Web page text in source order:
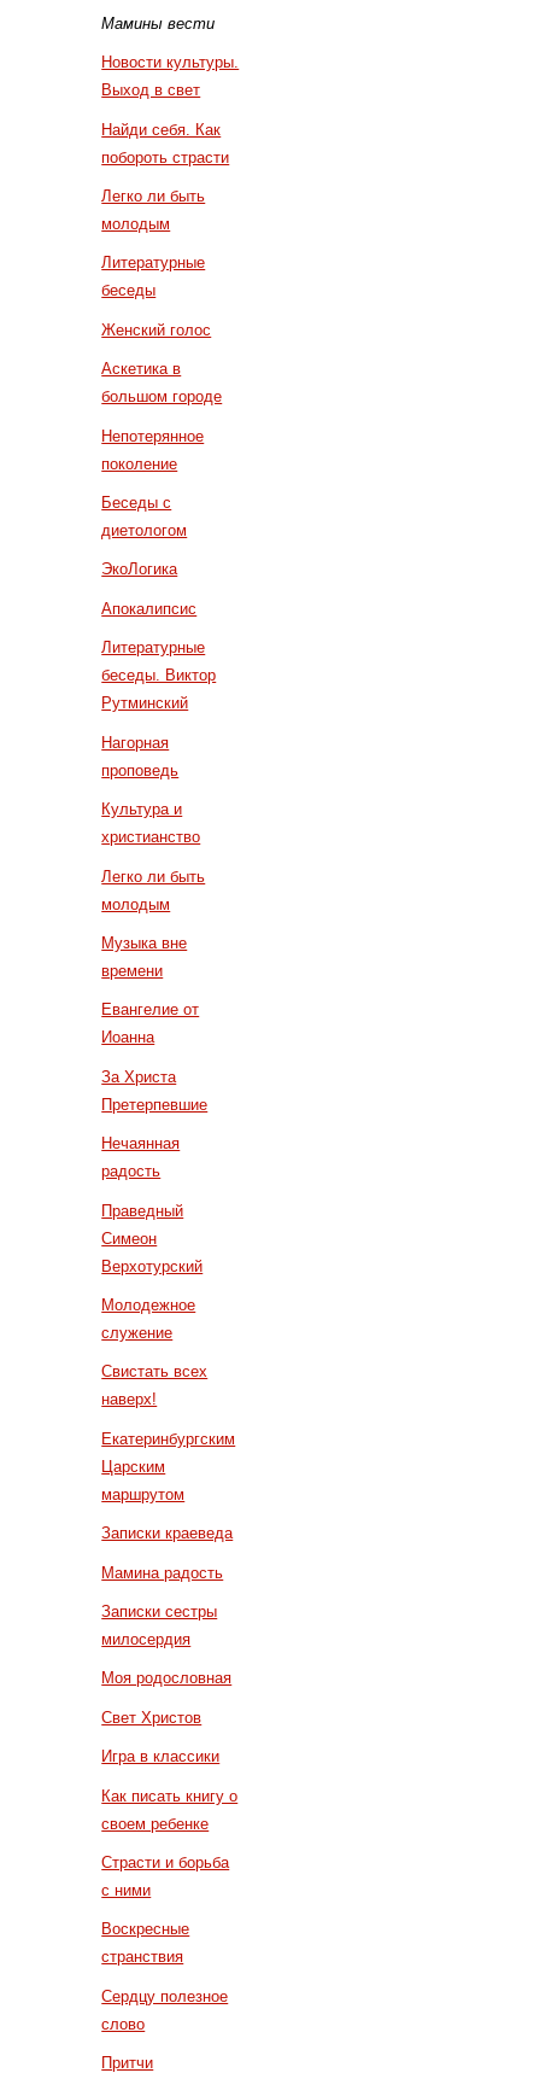
Мамины вести
Новости культуры.
Выход в свет
Найди себя. Как
побороть страсти
Легко ли быть
молодым
Литературные
беседы
Женский голос
Аскетика в
большом городе
Непотерянное
поколение
Беседы с
диетологом
ЭкоЛогика
Апокалипсис
Литературные
беседы. Виктор
Рутминский
Нагорная
проповедь
Культура и
христианство
Легко ли быть
молодым
Музыка вне
времени
Евангелие от
Иоанна
За Христа
Претерпевшие
Нечаянная
радость
Праведный
Симеон
Верхотурский
Молодежное
служение
Свистать всех
наверх!
Екатеринбургским
Царским
маршрутом
Записки краеведа
Мамина радость
Записки сестры
милосердия
Моя родословная
Свет Христов
Игра в классики
Как писать книгу о
своем ребенке
Страсти и борьба
с ними
Воскресные
странствия
Сердцу полезное
слово
Притчи